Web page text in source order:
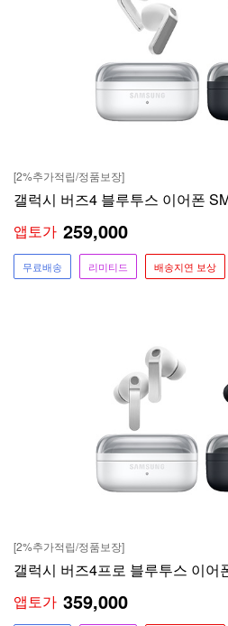
[2%추가적립/정품보장]
갤럭시 버즈4 블루투스 이어폰
앱토가 259,000
무료배송 리미티드 배송지연 보상
[2%추가적립/정품보장]
갤럭시 버즈4프로 블루투스 이어
앱토가 359,000